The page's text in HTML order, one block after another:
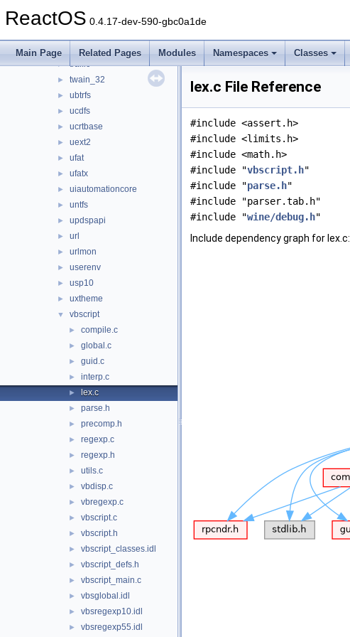
ReactOS 0.4.17-dev-590-gbc0a1de
Main Page Related Pages Modules Namespaces Classes
► tapi32
themeui
► traffic
► twain_32
► ubtrfs
► ucdfs
► ucrtbase
► uext2
► ufat
► ufatx
► uiautomationcore
► untfs
► updspapi
► url
► urlmon
► userenv
► usp10
► uxtheme
▼ vbscript
► compile.c
► global.c
► guid.c
► interp.c
► lex.c
► parse.h
► precomp.h
► regexp.c
► regexp.h
► utils.c
► vbdisp.c
► vbregexp.c
► vbscript.c
► vbscript.h
► vbscript_classes.idl
► vbscript_defs.h
► vbscript_main.c
► vbsglobal.idl
► vbsregexp10.idl
► vbsregexp55.idl
lex.c File Reference
#include <assert.h>
#include <limits.h>
#include <math.h>
#include "vbscript.h"
#include "parse.h"
#include "parser.tab.h"
#include "wine/debug.h"
Include dependency graph for lex.c: